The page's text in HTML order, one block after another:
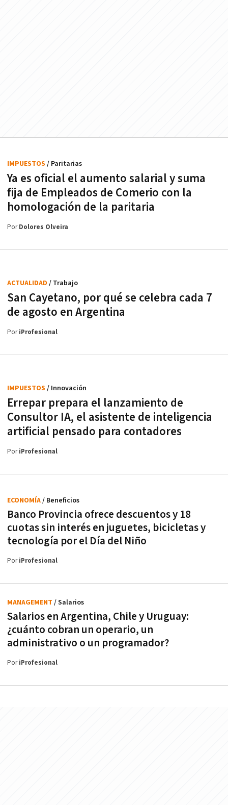
Ya es oficial el aumento salarial y suma
fija de Empleados de Comerio con la
homologación de la paritaria
IMPUESTOS / Paritarias
PorDolores Olveira
San Cayetano, por qué se celebra cada 7
de agosto en Argentina
ACTUALIDAD / Trabajo
PoriProfesional
Errepar prepara el lanzamiento de
Consultor IA, el asistente de inteligencia
artificial pensado para contadores
IMPUESTOS / Innovación
PoriProfesional
Banco Provincia ofrece descuentos y 18
cuotas sin interés en juguetes, bicicletas y
tecnología por el Día del Niño
ECONOMÍA/ Beneficios
PoriProfesional
Salarios en Argentina, Chile y Uruguay:
¿cuánto cobran un operario, un
administrativo o un programador?
MANAGEMENT / Salarios
PoriProfesional